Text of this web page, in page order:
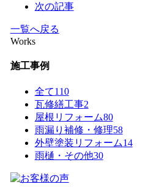
次の記事
一覧へ戻る
Works
施工事例
全て110
瓦修繕工事2
屋根リフォーム80
雨漏り補修・修理58
外壁塗装リフォーム14
雨樋・その他30